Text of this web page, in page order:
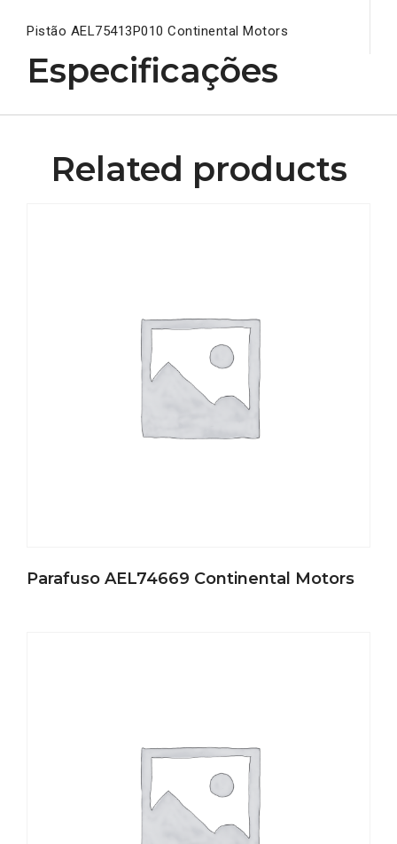
Pistão AEL75413P010 Continental Motors
Especificações
Related products
Parafuso AEL74669 Continental Motors